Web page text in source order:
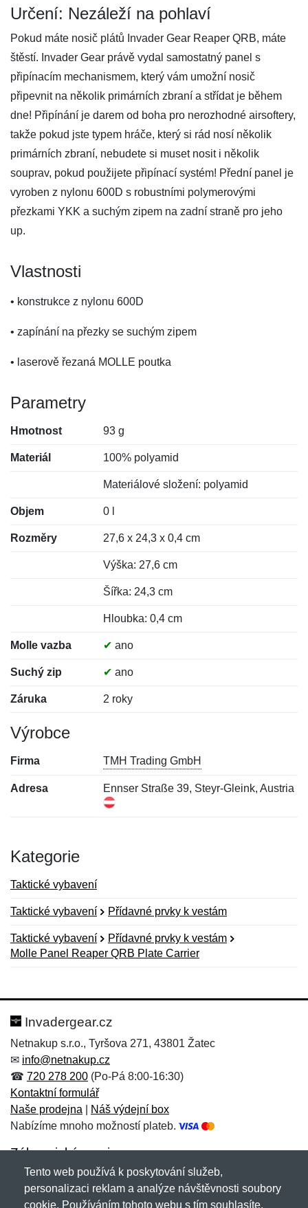
Určení: Nezáleží na pohlaví
Pokud máte nosič plátů Invader Gear Reaper QRB, máte
štěstí. Invader Gear právě vydal samostatný panel s
připínacím mechanismem, který vám umožní nosič
připevnit na několik primárních zbraní a střídat je během
dne! Připínání je darem od boha pro nerozhodné airsoftery,
takže pokud jste typem hráče, který si rád nosí několik
primárních zbraní, nebudete si muset nosit i několik
souprav, pokud použijete připínací systém! Přední panel je
vyroben z nylonu 600D s robustními polymerovými
přezkami YKK a suchým zipem na zadní straně pro jeho
up.
Vlastnosti
• konstrukce z nylonu 600D
• zapínání na přezky se suchým zipem
• laserově řezaná MOLLE poutka
Parametry
Hmotnost 93 g
Materiál 100% polyamid
Materiálové složení: polyamid
Objem 0 l
Rozměry 27,6 x 24,3 x 0,4 cm
Výška: 27,6 cm
Šířka: 24,3 cm
Hloubka: 0,4 cm
Molle vazba ✔ ano
Suchý zip ✔ ano
Záruka 2 roky
Výrobce
Firma TMH Trading GmbH
Adresa Ennser Straße 39, Steyr-Gleink, Austria
Kategorie
Taktické vybavení
Taktické vybavení Přídavné prvky k vestám
Taktické vybavení
Přídavné prvky k vestám
Molle Panel Reaper QRB Plate Carrier
Hodnocení:
Jméno: *
Zpráva*
Jméno:
E-mail:*
Invadergear.cz
Netnakup s.r.o., Tyršova 271, 43801 Žatec
✉ info@netnakup.cz
☎ 720 278 200 (Po-Pá 8:00-16:30)
Kontaktní formulář
Naše prodejna
Náš výdejní box
Nabízíme mnoho možností plateb.
Zákaznický servis
Novinky emailem
Tento web používá k poskytování služeb,
personalizaci reklam a analýze návštěvnosti soubory
cookie. Používáním tohoto webu s tím souhlasíte.